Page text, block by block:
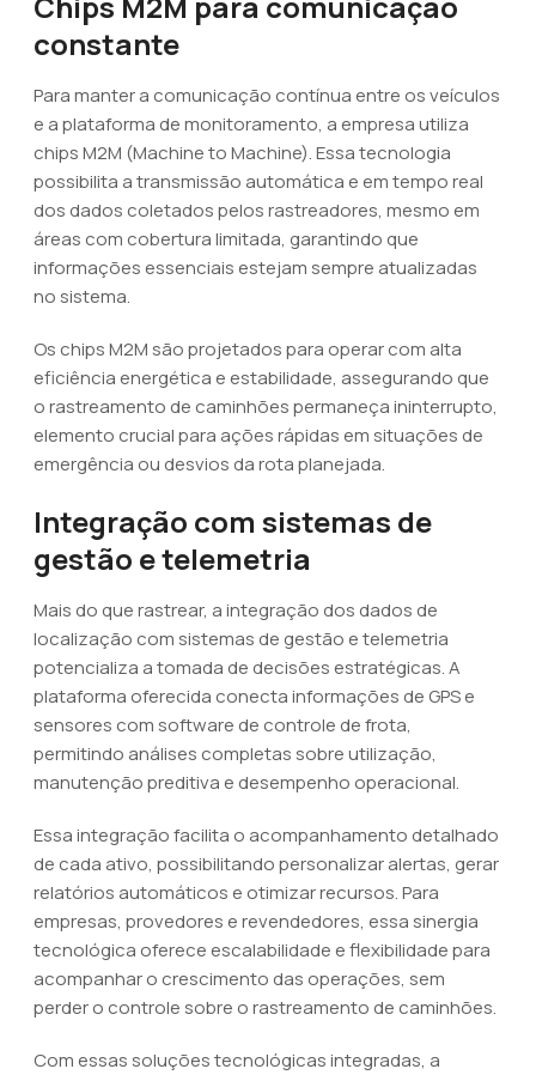
constante
Para manter a comunicação contínua entre os veículos
e a plataforma de monitoramento, a empresa utiliza
chips M2M (Machine to Machine). Essa tecnologia
possibilita a transmissão automática e em tempo real
dos dados coletados pelos rastreadores, mesmo em
áreas com cobertura limitada, garantindo que
informações essenciais estejam sempre atualizadas
no sistema.
Os chips M2M são projetados para operar com alta
eficiência energética e estabilidade, assegurando que
o rastreamento de caminhões permaneça ininterrupto,
elemento crucial para ações rápidas em situações de
emergência ou desvios da rota planejada.
Integração com sistemas de
gestão e telemetria
Mais do que rastrear, a integração dos dados de
localização com sistemas de gestão e telemetria
potencializa a tomada de decisões estratégicas. A
plataforma oferecida conecta informações de GPS e
sensores com software de controle de frota,
permitindo análises completas sobre utilização,
manutenção preditiva e desempenho operacional.
Essa integração facilita o acompanhamento detalhado
de cada ativo, possibilitando personalizar alertas, gerar
relatórios automáticos e otimizar recursos. Para
empresas, provedores e revendedores, essa sinergia
tecnológica oferece escalabilidade e flexibilidade para
acompanhar o crescimento das operações, sem
perder o controle sobre o rastreamento de caminhões.
Com essas soluções tecnológicas integradas, a